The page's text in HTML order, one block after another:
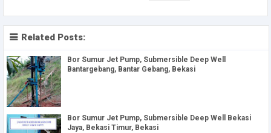
Related Posts:
Bor Sumur Jet Pump, Submersible Deep Well
Bantargebang, Bantar Gebang, Bekasi
Bor Sumur Jet Pump, Submersible Deep Well Bekasi
Jaya, Bekasi Timur, Bekasi